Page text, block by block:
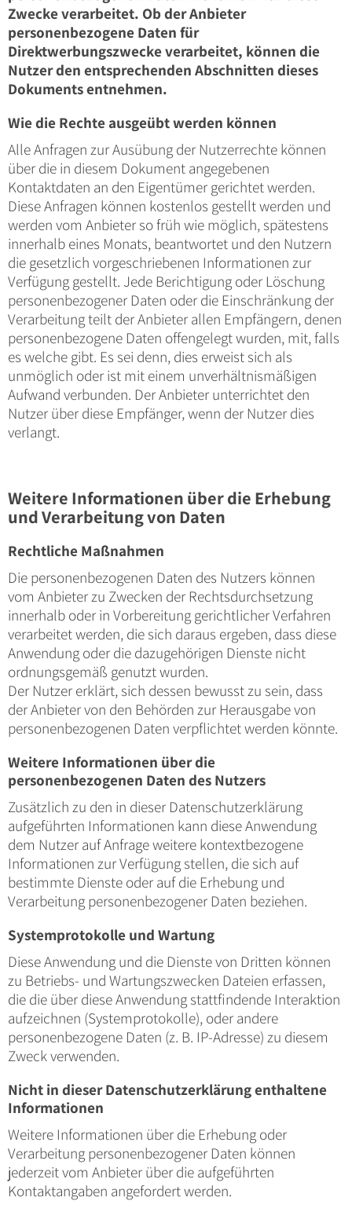
Zwecke verarbeitet. Ob der Anbieter
personenbezogene Daten für
Direktwerbungszwecke verarbeitet, können die
Nutzer den entsprechenden Abschnitten dieses
Dokuments entnehmen.
Wie die Rechte ausgeübt werden können
Alle Anfragen zur Ausübung der Nutzerrechte können
über die in diesem Dokument angegebenen
Kontaktdaten an den Eigentümer gerichtet werden.
Diese Anfragen können kostenlos gestellt werden und
werden vom Anbieter so früh wie möglich, spätestens
innerhalb eines Monats, beantwortet und den Nutzern
die gesetzlich vorgeschriebenen Informationen zur
Verfügung gestellt. Jede Berichtigung oder Löschung
personenbezogener Daten oder die Einschränkung der
Verarbeitung teilt der Anbieter allen Empfängern, denen
personenbezogene Daten offengelegt wurden, mit, falls
es welche gibt. Es sei denn, dies erweist sich als
unmöglich oder ist mit einem unverhältnismäßigen
Aufwand verbunden. Der Anbieter unterrichtet den
Nutzer über diese Empfänger, wenn der Nutzer dies
verlangt.
Weitere Informationen über die Erhebung
und Verarbeitung von Daten
Rechtliche Maßnahmen
Die personenbezogenen Daten des Nutzers können
vom Anbieter zu Zwecken der Rechtsdurchsetzung
innerhalb oder in Vorbereitung gerichtlicher Verfahren
verarbeitet werden, die sich daraus ergeben, dass diese
Anwendung oder die dazugehörigen Dienste nicht
ordnungsgemäß genutzt wurden.
Der Nutzer erklärt, sich dessen bewusst zu sein, dass
der Anbieter von den Behörden zur Herausgabe von
personenbezogenen Daten verpflichtet werden könnte.
Weitere Informationen über die
personenbezogenen Daten des Nutzers
Zusätzlich zu den in dieser Datenschutzerklärung
aufgeführten Informationen kann diese Anwendung
dem Nutzer auf Anfrage weitere kontextbezogene
Informationen zur Verfügung stellen, die sich auf
bestimmte Dienste oder auf die Erhebung und
Verarbeitung personenbezogener Daten beziehen.
Systemprotokolle und Wartung
Diese Anwendung und die Dienste von Dritten können
zu Betriebs- und Wartungszwecken Dateien erfassen,
die die über diese Anwendung stattfindende Interaktion
aufzeichnen (Systemprotokolle), oder andere
personenbezogene Daten (z. B. IP-Adresse) zu diesem
Zweck verwenden.
Nicht in dieser Datenschutzerklärung enthaltene
Informationen
Weitere Informationen über die Erhebung oder
Verarbeitung personenbezogener Daten können
jederzeit vom Anbieter über die aufgeführten
Kontaktangaben angefordert werden.